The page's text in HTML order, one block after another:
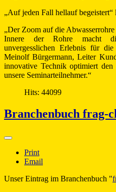
„Auf jeden Fall hellauf begeistert“
„Der Zoom auf die
Innere der Rohre macht
unvergesslichen Erlebnis für die
Meinolf Bürgermann, Leiter
innovative Technik optimiert den
unsere Seminarteilnehmer.“
Hits: 44099
Branchenbuch frag-
Print
Email
Unser Eintrag im Branchenbuch "